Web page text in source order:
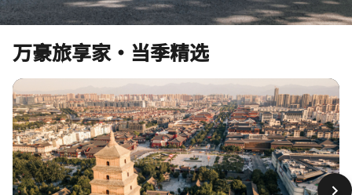
万豪旅享家·当季精选